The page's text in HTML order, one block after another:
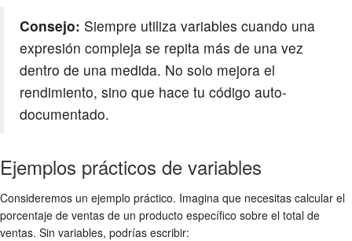
Consejo: Siempre utiliza variables cuando una
expresión compleja se repita más de una vez
dentro de una medida. No solo mejora el
rendimiento, sino que hace tu código auto-
documentado.
Ejemplos prácticos de variables
Consideremos un ejemplo práctico. Imagina que necesitas calcular el
porcentaje de ventas de un producto específico sobre el total de
ventas. Sin variables, podrías escribir: